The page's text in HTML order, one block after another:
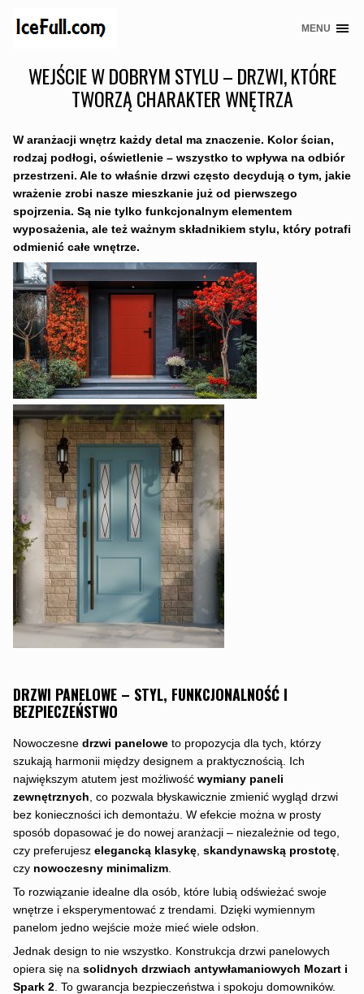
Skip
content
MENU
WEJŚCIE W DOBRYM STYLU – DRZWI, KTÓRE
TWORZĄ CHARAKTER WNĘTRZA
W aranżacji wnętrz każdy detal ma znaczenie. Kolor ścian,
rodzaj podłogi, oświetlenie – wszystko to wpływa na odbiór
przestrzeni. Ale to właśnie drzwi często decydują o tym, jakie
wrażenie zrobi nasze mieszkanie już od pierwszego
spojrzenia. Są nie tylko funkcjonalnym elementem
wyposażenia, ale też ważnym składnikiem stylu, który potrafi
odmienić całe wnętrze.
DRZWI PANELOWE – STYL, FUNKCJONALNOŚĆ I
BEZPIECZEŃSTWO
Nowoczesne drzwi paneloweto propozycja dla tych, którzy
szukają harmonii między designem a praktycznością. Ich
największym atutem jest możliwość wymiany paneli
zewnętrznych , co pozwala błyskawicznie zmienić wygląd drzwi
bez konieczności ich demontażu. W efekcie można w prosty
sposób dopasować je do nowej aranżacji – niezależnie od tego,
czy preferujesz elegancką klasykę, skandynawską prostotę,
czy nowoczesny minimalizm.
To rozwiązanie idealne dla osób, które lubią odświeżać swoje
wnętrze i eksperymentować z trendami. Dzięki wymiennym
panelom jedno wejście może mieć wiele odsłon.
Jednak design to nie wszystko. Konstrukcja drzwi panelowych
opiera się na solidnych drzwiach antywłamaniowych Mozart i
Spark 2. To gwarancja bezpieczeństwa i spokoju domowników.